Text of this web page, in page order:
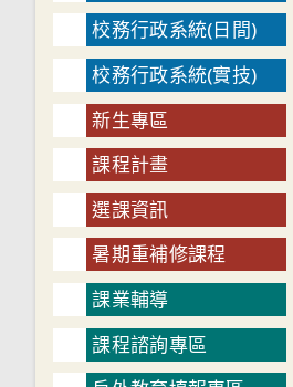
校務行政系統(日間)
校務行政系統(實技)
新生專區
課程計畫
選課資訊
暑期重補修課程
課業輔導
課程諮詢專區